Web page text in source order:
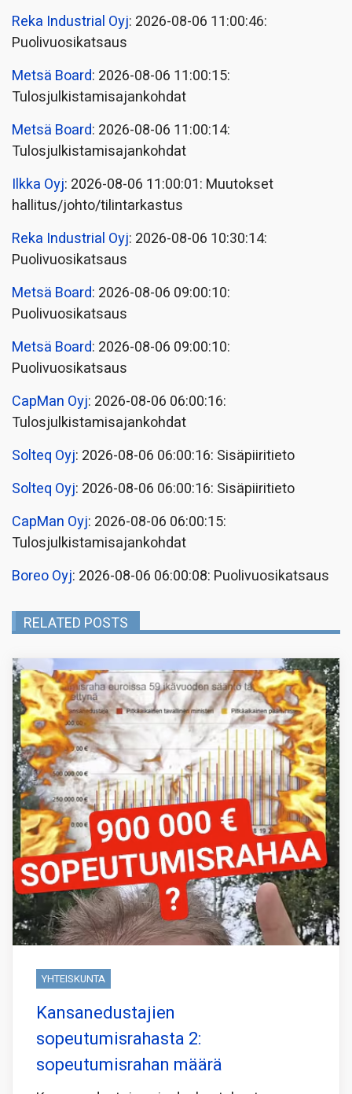
Reka Industrial Oyj: 2026-08-06 11:00:46:
Puolivuosikatsaus
Metsä Board: 2026-08-06 11:00:15:
Tulosjulkistamisajankohdat
Metsä Board: 2026-08-06 11:00:14:
Tulosjulkistamisajankohdat
Ilkka Oyj: 2026-08-06 11:00:01: Muutokset
hallitus/johto/tilintarkastus
Reka Industrial Oyj: 2026-08-06 10:30:14:
Puolivuosikatsaus
Metsä Board: 2026-08-06 09:00:10:
Puolivuosikatsaus
Metsä Board: 2026-08-06 09:00:10:
Puolivuosikatsaus
CapMan Oyj: 2026-08-06 06:00:16:
Tulosjulkistamisajankohdat
Solteq Oyj: 2026-08-06 06:00:16: Sisäpiiritieto
Solteq Oyj: 2026-08-06 06:00:16: Sisäpiiritieto
CapMan Oyj: 2026-08-06 06:00:15:
Tulosjulkistamisajankohdat
Boreo Oyj: 2026-08-06 06:00:08: Puolivuosikatsaus
RELATED POSTS
YHTEISKUNTA
Kansanedustajien
sopeutumisrahasta 2:
sopeutumisrahan määrä